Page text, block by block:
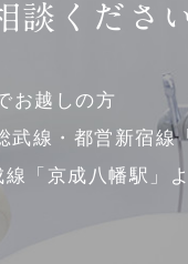
談くださ
お越しの方
武線・都営新宿線
線「京成八幡駅」